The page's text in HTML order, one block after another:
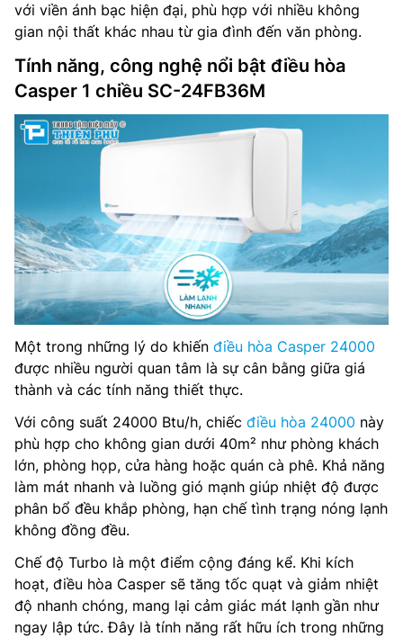
với viền ánh bạc hiện đại, phù hợp với nhiều không
gian nội thất khác nhau từ gia đình đến văn phòng.
Tính năng, công nghệ nổi bật điều hòa
Casper 1 chiều SC-24FB36M
Một trong những lý do khiến điều hòa Casper 24000
được nhiều người quan tâm là sự cân bằng giữa giá
thành và các tính năng thiết thực.
Với công suất 24000 Btu/h, chiếc điều hòa 24000 này
phù hợp cho không gian dưới 40m² như phòng khách
lớn, phòng họp, cửa hàng hoặc quán cà phê. Khả năng
làm mát nhanh và luồng gió mạnh giúp nhiệt độ được
phân bổ đều khắp phòng, hạn chế tình trạng nóng lạnh
không đồng đều.
Chế độ Turbo là một điểm cộng đáng kể. Khi kích
hoạt, điều hòa Casper sẽ tăng tốc quạt và giảm nhiệt
độ nhanh chóng, mang lại cảm giác mát lạnh gần như
ngay lập tức. Đây là tính năng rất hữu ích trong những